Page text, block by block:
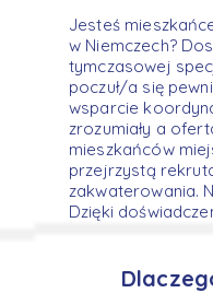
Jesteś
w Niemczech?
tymczasowej
poczuł/a się
wsparcie
zrozumiały a
mieszkańców
przejrzystą
zakwaterowania.
Dzięki